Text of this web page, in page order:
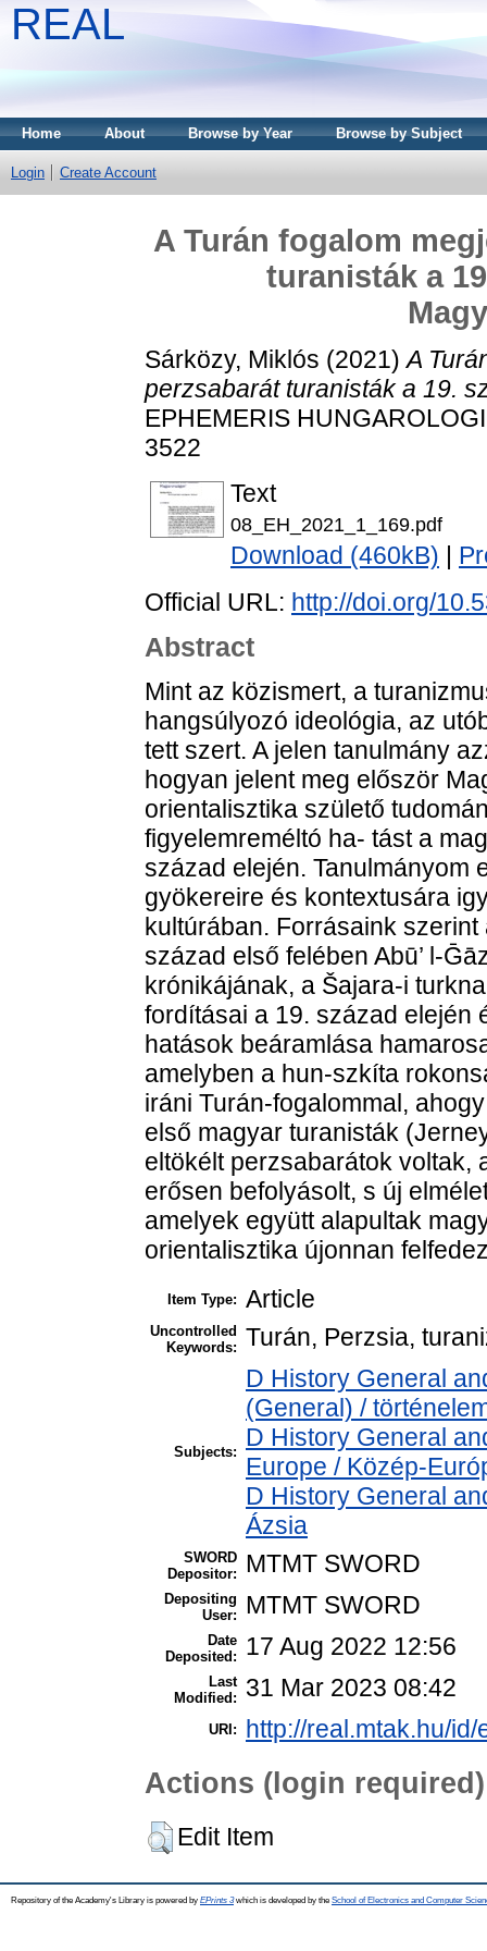
REAL
Home About Browse by Year Browse by Subject
Login Create Account
A Turán fogalom
turanisták a
Sárközy, Miklós (2021)A
perzsabarát turanisták a 19.
EPHEMERIS
3522
Text
08_EH_2021_1_169.pdf
Download (460kB)
Official URL: http://doi.org/
Abstract
Mint az közismert, a
hangsúlyozó ideológia, az
tett szert. A jelen tanulmány
hogyan jelent meg először
orientalisztika születő
figyelemreméltó ha- tást a
század elején. Tanulmányom
gyökereire és kontextusára
kultúrában. Forrásaink
század első felében Abū’ l-
krónikájának, a Šajara-i
fordításai a 19. század elején
hatások beáramlása
amelyben a hun-szkíta
iráni Turán-fogalommal,
első magyar turanisták
eltökélt perzsabarátok voltak,
erősen befolyásolt, s új
amelyek együtt alapultak
orientalisztika újonnan
Item Type: Article
Uncontrolled
Keywords: Turán, Perzsia,
Subjects:
D History General
(General) /
D History General
Europe / Közép-
D History General
Ázsia
SWORD
Depositor:
MTMT SWORD
Depositing
User:
MTMT SWORD
Date
Deposited:
17 Aug 2022 12:56
Last
Modified:
31 Mar 2023 08:42
URI: http://real.mtak.hu/
Actions (login required)
Edit Item
Repository of the Academy's Library is powered by EPrints 3which is developed by the School of Electronics and Computer